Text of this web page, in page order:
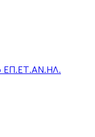
ΕΠ.ΕΤ.ΑΝ.ΗΛ.